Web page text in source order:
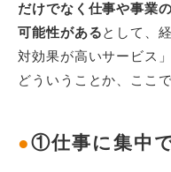
だけでなく仕事や事業
可能性があるとして、
対効果が高いサービス
どういうことか、ここ
●①仕事に集中